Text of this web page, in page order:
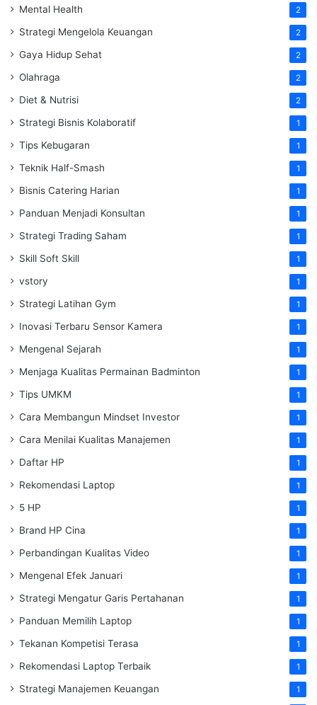
Mental Health 2
Strategi Mengelola Keuangan 2
Gaya Hidup Sehat 2
Olahraga 2
Diet & Nutrisi 2
Strategi Bisnis Kolaboratif 1
Tips Kebugaran 1
Teknik Half-Smash 1
Bisnis Catering Harian 1
Panduan Menjadi Konsultan 1
Strategi Trading Saham 1
Skill Soft Skill 1
vstory 1
Strategi Latihan Gym 1
Inovasi Terbaru Sensor Kamera 1
Mengenal Sejarah 1
Menjaga Kualitas Permainan Badminton 1
Tips UMKM 1
Cara Membangun Mindset Investor 1
Cara Menilai Kualitas Manajemen 1
Daftar HP 1
Rekomendasi Laptop 1
5 HP 1
Brand HP Cina 1
Perbandingan Kualitas Video 1
Mengenal Efek Januari 1
Strategi Mengatur Garis Pertahanan 1
Panduan Memilih Laptop 1
Tekanan Kompetisi Terasa 1
Rekomendasi Laptop Terbaik 1
Strategi Manajemen Keuangan 1